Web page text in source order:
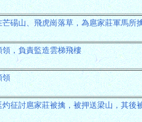
芒碭山、飛虎崗落草，為扈家莊軍馬所
領，負責監造雲梯飛樓
領
灼征討扈家莊被擒，被押送梁山，其後